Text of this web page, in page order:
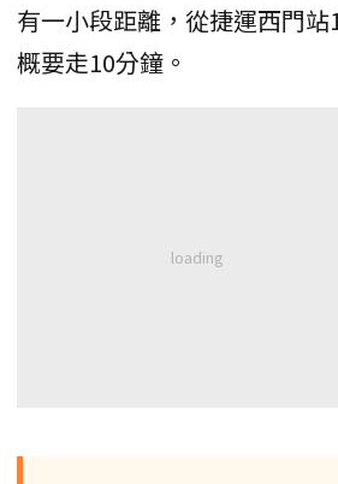
有一小段距離，從捷運西門
概要走10分鐘。